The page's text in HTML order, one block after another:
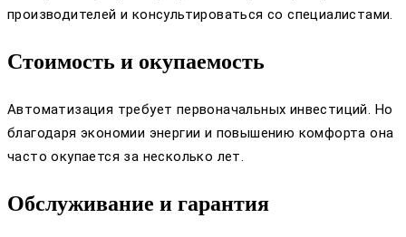
производителей и консультироваться со специалистами.
Стоимость и окупаемость
Автоматизация требует первоначальных инвестиций. Но
благодаря экономии энергии и повышению комфорта она
часто окупается за несколько лет.
Обслуживание и гарантия